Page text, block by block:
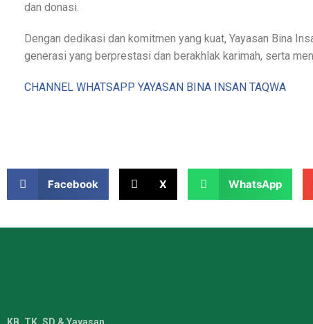
dan donasi.
Dengan dedikasi dan komitmen yang kuat, Yayasan Bina
generasi yang berprestasi dan berakhlak karimah, serta
CHANNEL WHATSAPP YAYASAN BINA INSAN TAQWA
Facebook X WhatsApp